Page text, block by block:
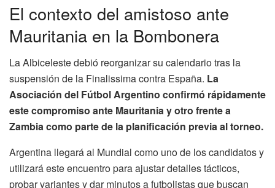
El contexto del amistoso ante
Mauritania en la Bombonera
La Albiceleste debió reorganizar su calendario tras la
suspensión de la Finalissima contra España. La
Asociación del Fútbol Argentino confirmó rápidamente
este compromiso ante Mauritania y otro frente a
Zambia como parte de la planificación previa al torneo.
Argentina llegará al Mundial como uno de los candidatos y
utilizará este encuentro para ajustar detalles tácticos,
probar variantes y dar minutos a futbolistas que buscan